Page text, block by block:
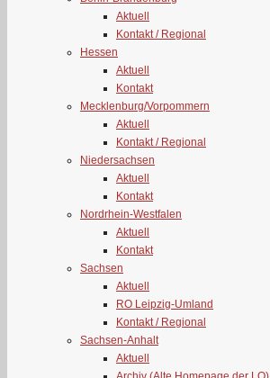
Aktuell
Kontakt / Regional
Hessen
Aktuell
Kontakt
Mecklenburg/Vorpommern
Aktuell
Kontakt / Regional
Niedersachsen
Aktuell
Kontakt
Nordrhein-Westfalen
Aktuell
Kontakt
Sachsen
Aktuell
RO Leipzig-Umland
Kontakt / Regional
Sachsen-Anhalt
Aktuell